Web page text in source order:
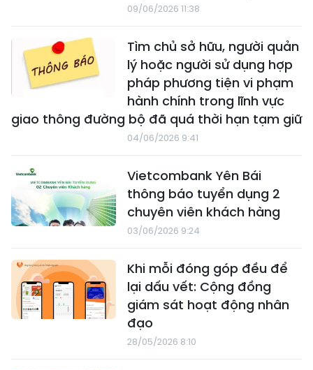
09/06/2026 11:38
Tìm chủ sở hữu, người quản
lý hoặc người sử dụng hợp
pháp phương tiện vi phạm
hành chính trong lĩnh vực
giao thông đường bộ đã quá thời hạn tạm giữ
04/06/2026 9:41
Vietcombank Yên Bái
thông báo tuyển dụng 2
chuyên viên khách hàng
03/06/2026 9:24
Khi mỗi đóng góp đều để
lại dấu vết: Cộng đồng
giám sát hoạt động nhân
đạo
28/05/2026 8:10